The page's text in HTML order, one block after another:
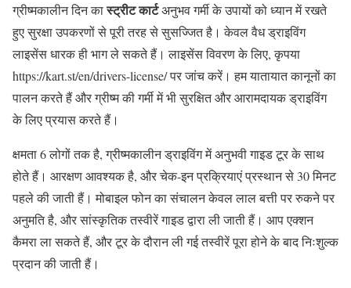
ग्रीष्मकालीन दिन कास्ट्रीट कार्टअनुभव गर्मी के उपायों को ध्यान में रखते
हुए सुरक्षा उपकरणों से पूरी तरह से सुसज्जित है। केवल वैध ड्राइविंग
लाइसेंस धारक ही भाग ले सकते हैं। लाइसेंस विवरण के लिए, कृपया
https://kart.st/en/drivers-license/ पर जांच करें। हम यातायात कानूनों का
पालन करते हैं और ग्रीष्म की गर्मी में भी सुरक्षित और आरामदायक ड्राइविंग
के लिए प्रयास करते हैं।
क्षमता 6 लोगों तक है, ग्रीष्मकालीन ड्राइविंग में अनुभवी गाइड टूर के साथ
होते हैं। आरक्षण आवश्यक है, और चेक-इन प्रक्रियाएं प्रस्थान से 30 मिनट
पहले की जाती हैं। मोबाइल फोन का संचालन केवल लाल बत्ती पर रुकने पर
अनुमति है, और सांस्कृतिक तस्वीरें गाइड द्वारा ली जाती हैं। आप एक्शन
कैमरा ला सकते हैं, और टूर के दौरान ली गई तस्वीरें पूरा होने के बाद निःशुल्क
प्रदान की जाती हैं।